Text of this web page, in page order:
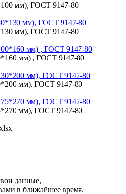
мм), ГОСТ 9147-80
мм), ГОСТ 9147-80
мм) , ГОСТ 9147-80
мм), ГОСТ 9147-80
мм), ГОСТ 9147-80
данные,
в ближайшее время.